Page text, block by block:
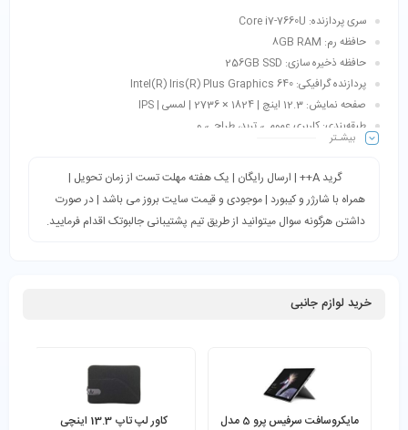
سری پردازنده: Core i7-7660U
حافظه رم: 8GB RAM
حافظه ذخیره سازی: 256GB SSD
پردازنده گرافیکی: Intel(R) Iris(R) Plus Graphics 640
صفحه نمایش: 12.3 اینچ | 1824 × 2736 | لمسی | IPS
طبقه‌بندی: کاربری عمومی، ترید، طراحی، و…
اقلام همراه: کیبورد + شارژر + کابل برق
بیشـتر
گرید A++ | ارسال رایگان | یک هفته مهلت تست از زمان تحویل |
همراه با شارژر و کیبورد | موجودی و قیمت سایت بروز می باشد | در صورت
داشتن هرگونه سوال میتوانید از طریق تیم پشتیبانی جالبوتک اقدام فرمایید.
خرید لوازم جانبی
مایکروسافت سرفیس پرو 5 مدل
کاور لپ تاپ 13.3 اینچی